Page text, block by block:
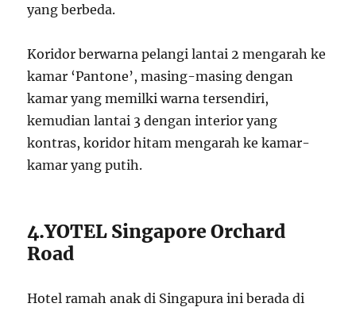
yang berbeda.
Koridor berwarna pelangi lantai 2 mengarah ke
kamar ‘Pantone’, masing-masing dengan
kamar yang memilki warna tersendiri,
kemudian lantai 3 dengan interior yang
kontras, koridor hitam mengarah ke kamar-
kamar yang putih.
4.YOTEL Singapore Orchard
Road
Hotel ramah anak di Singapura ini berada di